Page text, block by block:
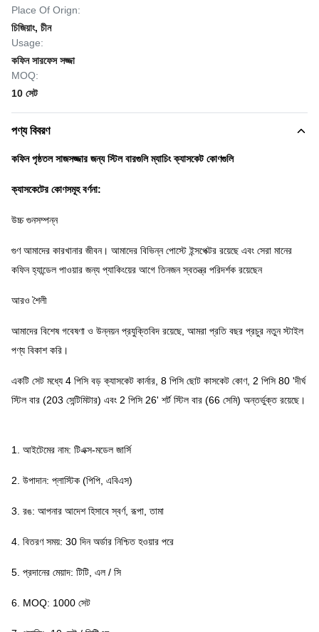
Place Of Orign:
চিজিয়াং, চীন
Usage:
কফিন সারফেস সজ্জা
MOQ:
10 সেট
পণ্য বিবরণ
কফিন পৃষ্ঠতল সাজসজ্জার জন্য স্টিল বারগুলি ম্যাচিং ক্যাসকেট কোণগুলি
ক্যাসকেটের কোণসমূহ বর্ণনা:
উচ্চ গুনসম্পন্ন
গুণ আমাদের কারখানার জীবন। আমাদের বিভিন্ন পোস্টে ইন্সপেক্টর রয়েছে এবং সেরা মানের
কফিন হ্যান্ডেল পাওয়ার জন্য প্যাকিংয়ের আগে তিনজন স্বতন্ত্র পরিদর্শক রয়েছেন
আরও শৈলী
আমাদের বিশেষ গবেষণা ও উন্নয়ন প্রযুক্তিবিদ রয়েছে, আমরা প্রতি বছর প্রচুর নতুন স্টাইল
পণ্য বিকাশ করি।
একটি সেট মধ্যে 4 পিসি বড় ক্যাসকেট কার্নার, 8 পিসি ছোট কাসকেট কোণ, 2 পিসি 80 'দীর্ঘ
স্টিল বার (203 সেন্টিমিটার) এবং 2 পিসি 26' শর্ট স্টিল বার (66 সেমি) অন্তর্ভুক্ত রয়েছে।
1. আইটেমের নাম: টিএক্স-মডেল জার্সি
2. উপাদান: প্লাস্টিক (পিপি, এবিএস)
3. রঙ: আপনার আদেশ হিসাবে স্বর্ণ, রূপা, তামা
4. বিতরণ সময়: 30 দিন অর্ডার নিশ্চিত হওয়ার পরে
5. প্রদানের মেয়াদ: টিটি, এল / সি
6. MOQ: 1000 সেট